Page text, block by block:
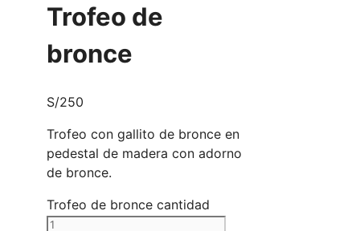
Trofeo de
bronce
S/250
Trofeo con gallito de bronce en
pedestal de madera con adorno
de bronce.
Trofeo de bronce cantidad